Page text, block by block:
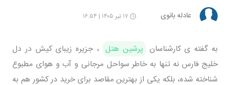
عادله بانوی ۱۷ تیر ۱۴۰۵ | ۱۶:۵۴
به گفته ی کارشناسان پرشین هتل ، جزیره زیبای کیش در دل
خلیج فارس نه تنها به خاطر سواحل مرجانی و آب و هوای مطبوع
شناخته شده، بلکه یکی از بهترین مقاصد برای خرید در کشور هم به